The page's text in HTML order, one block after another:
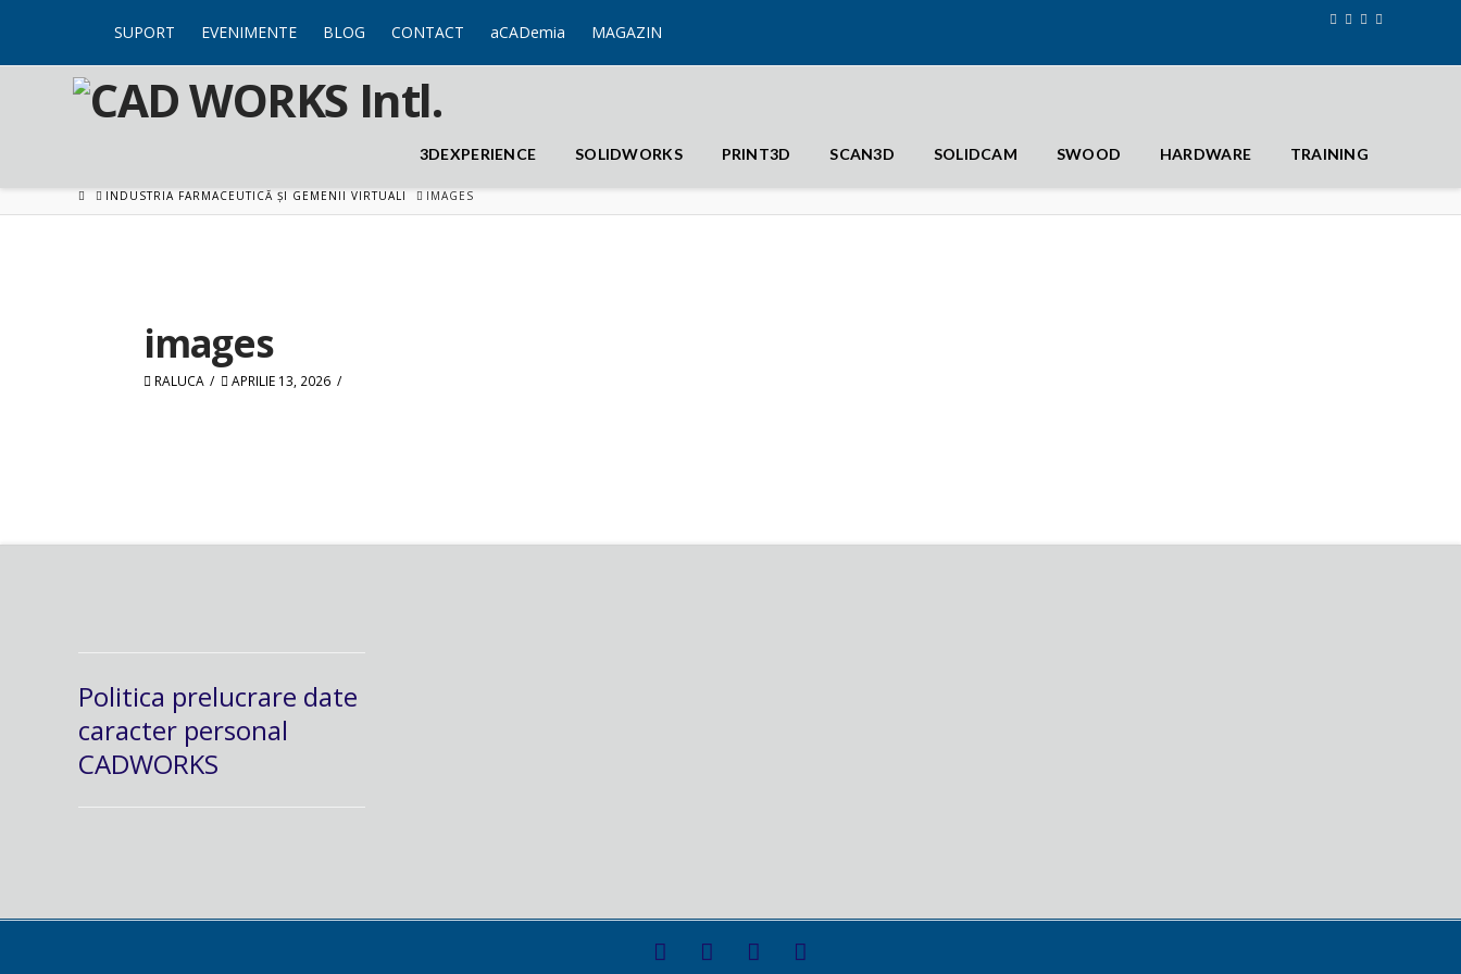
SUPORT EVENIMENTE BLOG CONTACT aCADemia MAGAZIN
3DEXPERIENCE SOLIDWORKS PRINT3D SCAN3D SOLIDCAM SWOOD HARDWARE TRAINING
HOMEINDUSTRIA FARMACEUTICĂ ȘI GEMENII VIRTUALI IMAGES
images
RALUCA APRILIE 13, 2026
Politica prelucrare date
caracter personal
CADWORKS